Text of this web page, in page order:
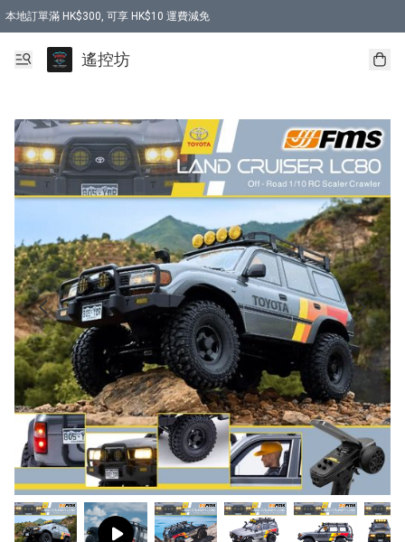
本地訂單滿 HK$300, 可享 HK$10 運費減免
購買 7.6V 6500mah 70C 電池 送 7.6V USB充電器
遙控坊